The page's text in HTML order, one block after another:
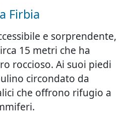
Firbia
e sorprendente,
15 metri che ha
roccioso. Ai suoi piedi
circondato da
che offrono rifugio a